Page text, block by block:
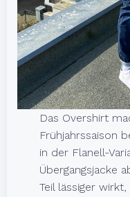
Das Overshirt
Frühjahrssaison
in der Flanell-
Übergangsjacke
Teil lässiger